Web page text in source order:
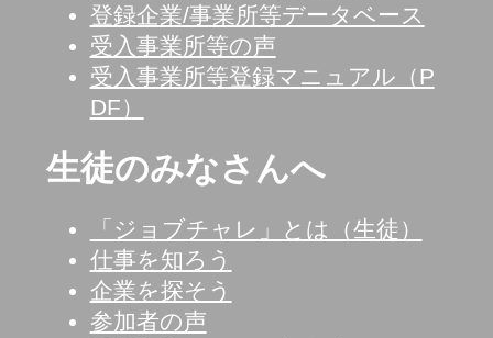
登録企業/事業所等データベース
受入事業所等の声
受入事業所等登録マニュアル（P
DF）
生徒のみなさんへ
「ジョブチャレ」とは（生徒）
仕事を知ろう
企業を探そう
参加者の声